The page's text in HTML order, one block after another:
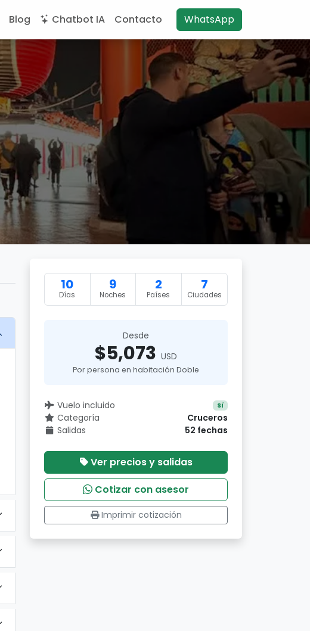
Blog Chatbot IA Contacto WhatsApp
10
Días
9
Noches
2
Países
7
Ciudades
Desde
$5,073 USD
Por persona en habitación Doble
Vuelo incluido Sí
Categoría
Cruceros
Salidas
52 fechas
Ver precios y salidas
Cotizar con asesor
Imprimir cotización